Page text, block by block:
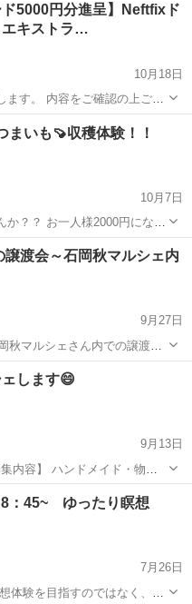
ド5000円分進呈】Neftfixド
エキストラ…
10月18日
の上ご応
で一
ラ
まいも🍠収穫体験！！
10月7日
か？？ お一人様2000円になり
署の近く) 【時間】 10:00〜
がついても大丈夫な服装 ・
収穫体験
譲渡会～石岡秋マルシェ内
9月27日
秋マルシェさん内での譲渡会
会いをお待ちしています。 当
ターの啓発ブースなどもあ
マルシェ
します😄
9月13日
内容】 ハンドメイド・物
ップ 15店舗 1枠/4000円
円 占...
：45~ ゆったり瞑想
7月26日
体験を目指すのではなく、お